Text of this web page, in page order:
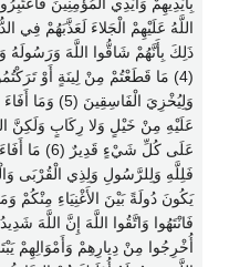
ذَلِكَ بِأَنَّهُمْ شَاقُّوا اللَّهَ وَرَسُولَهُ
(4) مَا قَطَعْتُمْ مِنْ لِينَةٍ أَوْ
وَلِيُخْزِيَ
عَلَيْهِ مِنْ خَيْلٍ وَلا رِكَابٍ وَلَكِنَّ
عَلَى كُلِّ
فَلِلَّهِ وَلِلرَّسُولِ وَلِذِي الْقُرْبَى
يَكُونَ دُولَةً بَيْنَ الأَغْنِيَاءِ مِنْكُمْ
أُخْرِجُوا مِنْ دِيارِهِمْ وَأَمْوَالِهِمْ